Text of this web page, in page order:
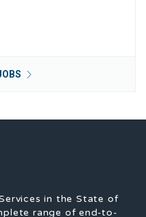
in the State of
range of end-to-